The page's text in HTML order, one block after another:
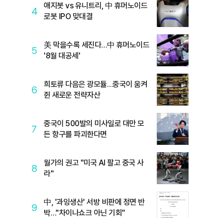
4
애지봇 vs 유니트리, 中 휴머노이드
로봇 IPO 맞대결
5
美 막을수록 세진다…中 휴머노이드
'8월 대공세'
6
희토류 다음은 광모듈…중국이 움켜
쥔 새로운 전략자산
7
중국이 500발의 미사일로 대만 모
든 항구를 파괴한다면
8
월가의 권고 "미국 AI 팔고 중국 사
라"
9
中, '과잉생산' 서방 비판에 정면 반
박…"차이나쇼크 아닌 기회"